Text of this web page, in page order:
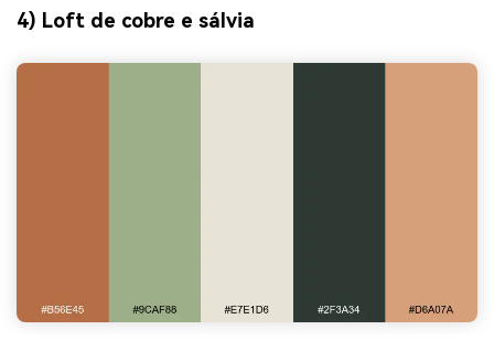
4) Loft de cobre e sálvia